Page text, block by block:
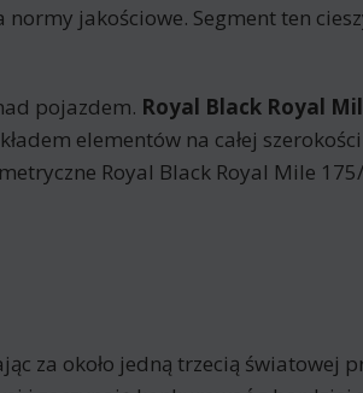
jakościowe. Segment ten
pojazdem. Royal Black Royal
elementów na całej
Royal Black Royal Mile
za około jedną trzecią światowej